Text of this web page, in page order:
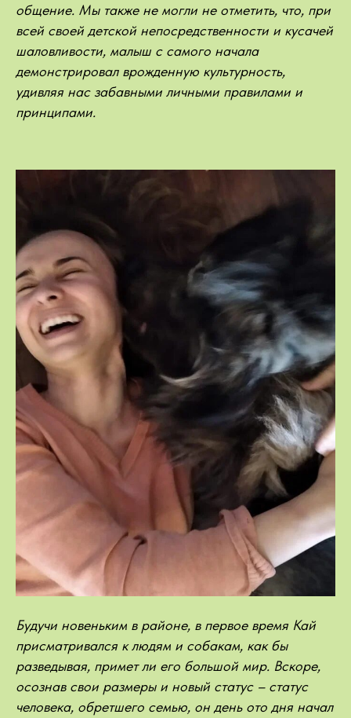
общение. Мы также не могли не отметить, что, при
всей своей детской непосредственности и кусачей
шаловливости, малыш с самого начала
демонстрировал врожденную культурность,
удивляя нас забавными личными правилами и
принципами.
Будучи новеньким в районе, в первое время Кай
присматривался к людям и собакам, как бы
разведывая, примет ли его большой мир. Вскоре,
осознав свои размеры и новый статус – статус
человека, обретшего семью, он день ото дня начал